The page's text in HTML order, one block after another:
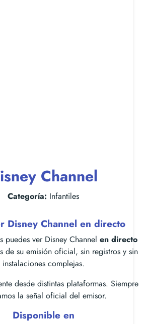
Channel
Categoría: Infantiles
Disney Channel en directo
puedes ver Disney Channel en directo
de su emisión oficial, sin registros y sin
instalaciones complejas.
desde distintas plataformas. Siempre
la señal oficial del emisor.
Disponible en